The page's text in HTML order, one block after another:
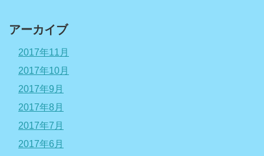
アーカイブ
2017年11月
2017年10月
2017年9月
2017年8月
2017年7月
2017年6月